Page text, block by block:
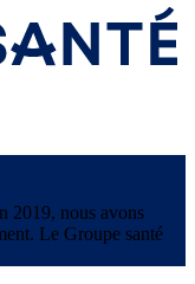
2019, nous avons
Le Groupe santé